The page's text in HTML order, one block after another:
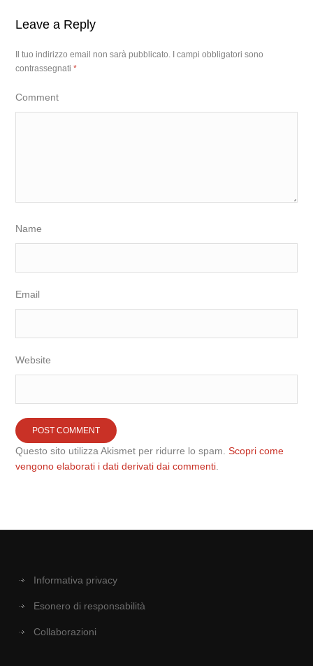
Leave a Reply
Il tuo indirizzo email non sarà pubblicato.
I campi obbligatori sono
contrassegnati*
Comment
Name
Email
Website
Questo sito utilizza Akismet per ridurre lo spam.Scopri come
vengono elaborati i dati derivati dai commenti
Informativa privacy
Esonero di responsabilità
Collaborazioni